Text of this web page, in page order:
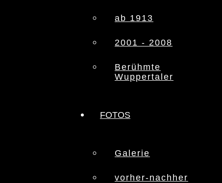
ab 1913
2001 - 2008
Berühmte
Wuppertaler
FOTOS
Galerie
vorher-nachher